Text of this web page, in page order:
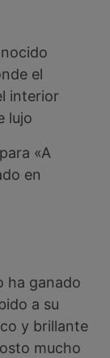
el
interior
lujo
«A
en
ha ganado
a su
y brillante
mucho